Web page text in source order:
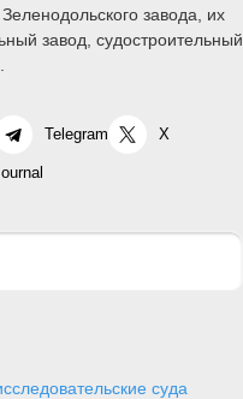
завода, их
завод, судостроительный
Telegram X
суда